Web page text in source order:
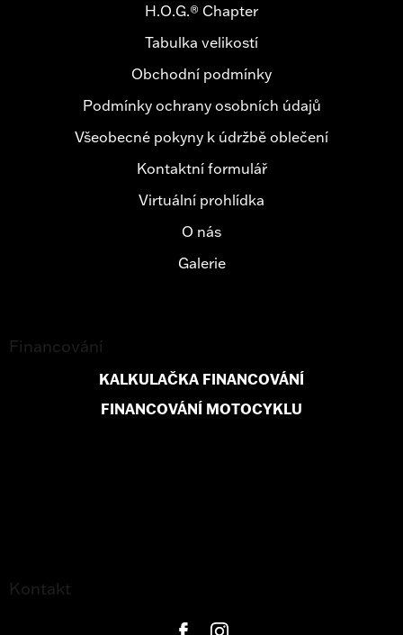
Kontakt
H.O.G.® Chapter
Tabulka velikostí
Obchodní podmínky
Podmínky ochrany osobních údajů
Všeobecné pokyny k údržbě oblečení
Kontaktní formulář
Virtuální prohlídka
O nás
Galerie
Financování
KALKULAČKA FINANCOVÁNÍ
FINANCOVÁNÍ MOTOCYKLU